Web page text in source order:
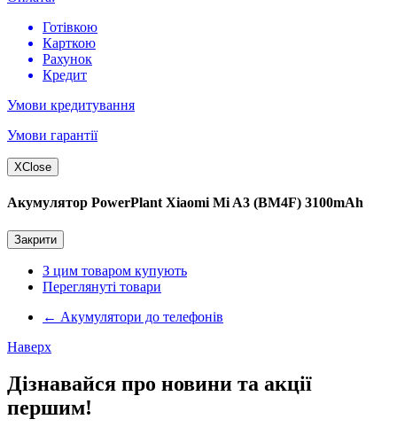
Готівкою
Карткою
Рахунок
Кредит
Умови кредитування
Умови гарантії
XClose
Акумулятор PowerPlant Xiaomi Mi A3 (BM4F) 3100mAh
Закрити
З цим товаром купують
Переглянуті товари
← Акумулятори до телефонів
Наверх
Дізнавайся про новини та акції
першим!